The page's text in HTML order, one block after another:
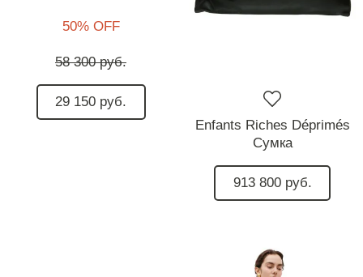
50% OFF
58 300 руб.
29 150 руб.
Enfants Riches Déprimés
Сумка
913 800 руб.